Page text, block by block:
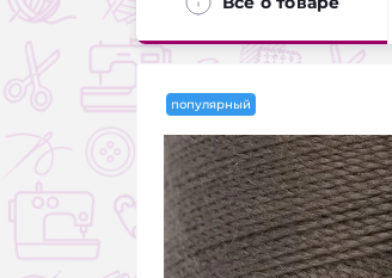
популярный